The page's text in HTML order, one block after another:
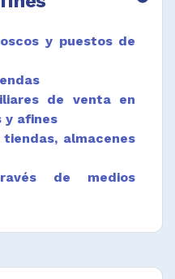
de acuerdo con
hacer pedidos e
en el punto de
y puestos de
de venta en
y afines
almacenes
de medios